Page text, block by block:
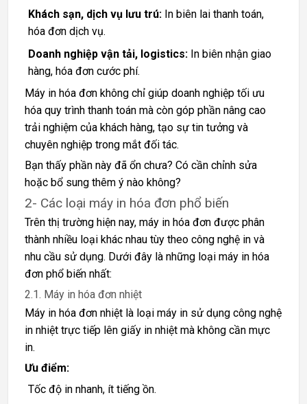
Khách sạn, dịch vụ lưu trú:In biên lai thanh toán,
hóa đơn dịch vụ.
Doanh nghiệp vận tải, logistics:In biên nhận giao
hàng, hóa đơn cước phí.
Máy in hóa đơn không chỉ giúp doanh nghiệp tối ưu
hóa quy trình thanh toán mà còn góp phần nâng cao
trải nghiệm của khách hàng, tạo sự tin tưởng và
chuyên nghiệp trong mắt đối tác.
Bạn thấy phần này đã ổn chưa? Có cần chỉnh sửa
hoặc bổ sung thêm ý nào không?
2- Các loại máy in hóa đơn phổ biến
Trên thị trường hiện nay, máy in hóa đơn được phân
thành nhiều loại khác nhau tùy theo công nghệ in và
nhu cầu sử dụng. Dưới đây là những loại máy in hóa
đơn phổ biến nhất:
2.1. Máy in hóa đơn nhiệt
Máy in hóa đơn nhiệt là loại máy in sử dụng công nghệ
in nhiệt trực tiếp lên giấy in nhiệt mà không cần mực
in.
Ưu điểm:
Tốc độ in nhanh, ít tiếng ồn.